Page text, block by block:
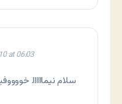
at 06:03
سلام نیماااااا.